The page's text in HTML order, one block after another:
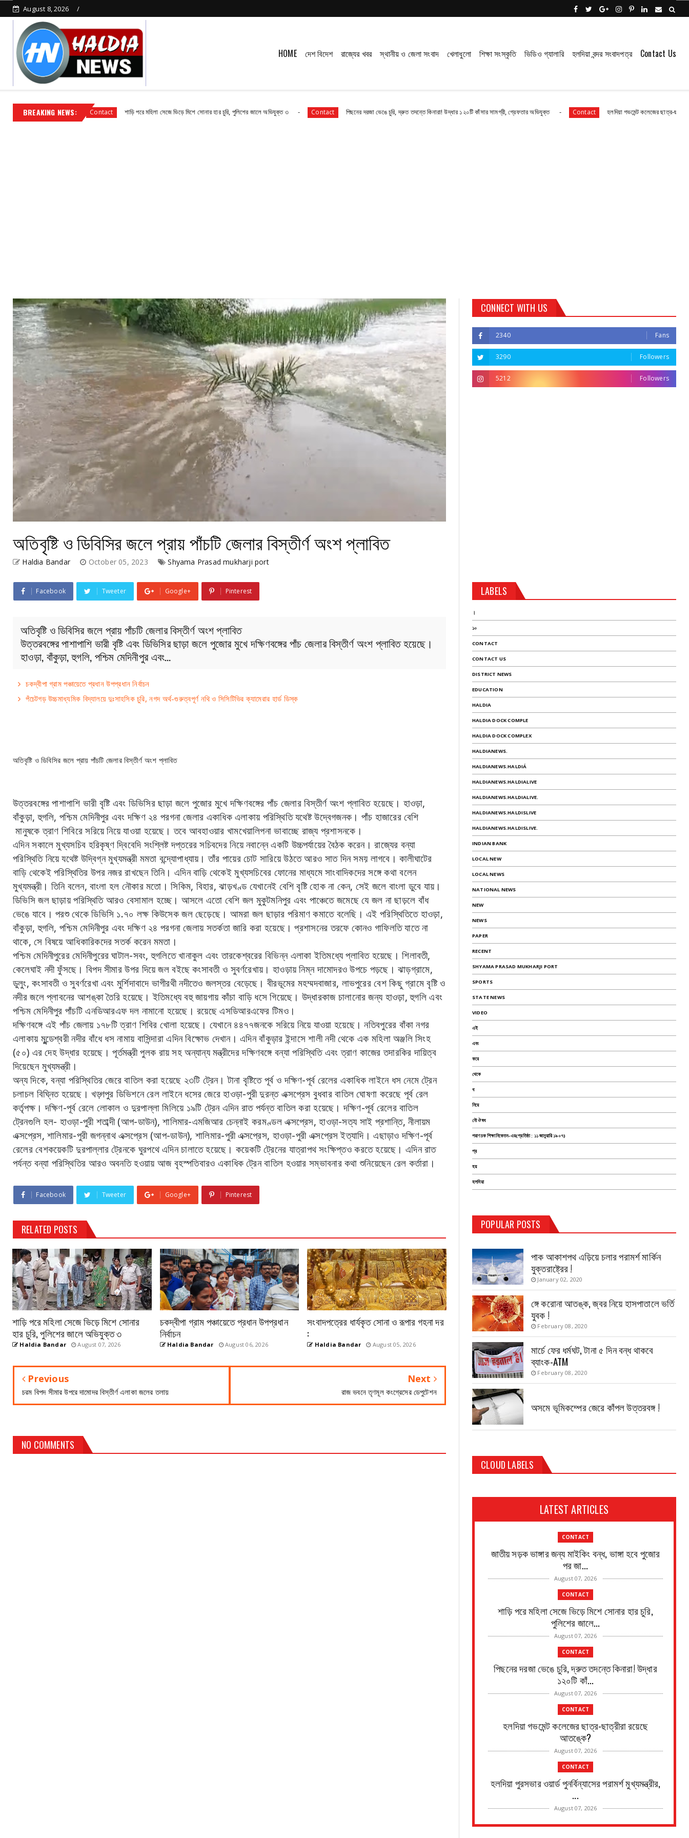
August 8, 2026
HOME দেশ বিদেশ রাজ্যের খবর স্থানীয় ও জেলা সংবাদ খেলাধুলো শিক্ষা সংস্কৃতি ভিডিও গ্যালারি হলদিয়া বন্দর সংবাদপত্র Contact Us
BREAKING NEWS:
সুভাষ পাঁজা Contact শাড়ি পরে মহিলা সেজে ভিড়ে মিশে সোনার হার চুরি, পুলিশের জালে অভিযুক্ত ৩ Contact পিছনের দরজা ভেঙে চুরি, দ্রুত তদন্তে কিনারা! উদ্ধার ১২০টি কাঁসার সামগ্রী, গ্রেফতার অভিযুক্ত Contact হলদিয়া গভমেন্ট কলেজের ছাত্র-ছাত্রীরা রয়েছে
অতিবৃষ্টি ও ডিবিসির জলে প্রায় পাঁচটি জেলার বিস্তীর্ণ অংশ প্লাবিত
Haldia Bandar October 05, 2023 Shyama Prasad mukharji port
Facebook Tweeter Google+ Pinterest
অতিবৃষ্টি ও ডিবিসির জলে প্রায় পাঁচটি জেলার বিস্তীর্ণ অংশ প্লাবিত
উত্তরবঙ্গের পাশাপাশি ভারী বৃষ্টি এবং ডিভিসির ছাড়া জলে পুজোর মুখে দক্ষিণবঙ্গের পাঁচ জেলার বিস্তীর্ণ অংশ প্লাবিত হয়েছে।
হাওড়া, বাঁকুড়া, হুগলি, পশ্চিম মেদিনীপুর এবং…
চকদ্বীপা গ্রাম পঞ্চায়েতে প্রধান উপপ্রধান নির্বাচন
পঁচেটগড় উচ্চমাধ্যমিক বিদ্যালয়ে দুঃসাহসিক চুরি, নগদ অর্থ-গুরুত্বপূর্ণ নথি ও সিসিটিভির ক্যামেরার হার্ড ডিস্ক
অতিবৃষ্টি ও ডিবিসির জলে প্রায় পাঁচটি জেলার বিস্তীর্ণ অংশ প্লাবিত
উত্তরবঙ্গের পাশাপাশি ভারী বৃষ্টি এবং ডিভিসির ছাড়া জলে পুজোর মুখে দক্ষিণবঙ্গের পাঁচ জেলার বিস্তীর্ণ অংশ প্লাবিত হয়েছে। হাওড়া,
বাঁকুড়া, হুগলি, পশ্চিম মেদিনীপুর এবং দক্ষিণ ২৪ পরগনা জেলার একাধিক এলাকায় পরিস্থিতি যথেষ্ট উদ্বেগজনক। পাঁচ হাজারের বেশি
মানুষকে ত্রাণ শিবিরে সরিয়ে নিয়ে যাওয়া হয়েছে। তবে আবহাওয়ার খামখেয়ালিপনা ভাবাচ্ছে রাজ্য প্রশাসনকে।
এদিন সকালে মুখ্যসচিব হরিকৃষ্ণ দ্বিবেদি সংশ্লিষ্ট দপ্তরের সচিবদের নিয়ে নবান্নে একটি উচ্চপর্যায়ের বৈঠক করেন। রাজ্যের বন্যা
পরিস্থিতি নিয়ে যথেষ্ট উদ্বিগ্ন মুখ্যমন্ত্রী মমতা বন্দ্যোপাধ্যায়। তাঁর পায়ের চোট সারিয়ে উঠতে আরও সাত দিন সময় লাগবে। কালীঘাটের
বাড়ি থেকেই পরিস্থিতির উপর নজর রাখছেন তিনি। এদিন বাড়ি থেকেই মুখ্যসচিবের ফোনের মাধ্যমে সাংবাদিকদের সঙ্গে কথা বলেন
মুখ্যমন্ত্রী। তিনি বলেন, বাংলা হল নৌকার মতো। সিকিম, বিহার, ঝাড়খণ্ড যেখানেই বেশি বৃষ্টি হোক না কেন, সেই জলে বাংলা ডুবে যায়।
ডিভিসি জল ছাড়ায় পরিস্থিতি আরও বেসামাল হচ্ছে। আসলে এতো বেশি জল মুকুটমনিপুর এবং পাঞ্চেতে জমেছে যে জল না ছাড়লে বাঁধ
ভেঙে যাবে। পরশু থেকে ডিভিসি ১.৭০ লক্ষ কিউসেক জল ছেড়েছে। আমরা জল ছাড়ার পরিমাণ কমাতে বলেছি। এই পরিস্থিতিতে হাওড়া,
বাঁকুড়া, হুগলি, পশ্চিম মেদিনীপুর এবং দক্ষিণ ২৪ পরগনা জেলায় সতর্কতা জারি করা হয়েছে। প্রশাসনের তরফে কোনও গাফিলতি যাতে না
থাকে, সে বিষয়ে আধিকারিকদের সতর্ক করেন মমতা।
পশ্চিম মেদিনীপুরের মেদিনীপুরের ঘাটাল-সবং, হুগলিতে খানাকুল এবং তারকেশ্বরের বিভিন্ন এলাকা ইতিমধ্যে প্লাবিত হয়েছে। শিলাবতী,
কেলেঘাই নদী ফুঁসছে। বিপদ সীমার উপর দিয়ে জল বইছে কংসাবতী ও সুবর্ণরেখায়। হাওড়ায় নিম্ন দামোদরও উপচে পড়ছে। ঝাড়গ্রামে,
ডুলুং, কংসাবতী ও সুবর্ণরেখা এবং মুর্শিদাবাদে ভাগীরথী নদীতেও জলস্তর বেড়েছে। বীরভূমের মহম্মদবাজার, লাভপুরের বেশ কিছু গ্রামে বৃষ্টি ও
নদীর জলে প্লাবনের আশঙ্কা তৈরি হয়েছে। ইতিমধ্যে বহু জায়গায় কাঁচা বাড়ি ধসে গিয়েছে। উদ্ধারকাজ চালানোর জন্য হাওড়া, হুগলি এবং
পশ্চিম মেদিনীপুর পাঁচটি এনডিআরএফ দল নামানো হয়েছে। রয়েছে এসডিআরএফের টিমও।
দক্ষিণবঙ্গে এই পাঁচ জেলায় ১৭৮টি ত্রাণ শিবির খোলা হয়েছে। যেখানে ৪৪৭৭জনকে সরিয়ে নিয়ে যাওয়া হয়েছে। নতিবপুরের বাঁকা নগর
এলাকায় মুন্ডেশ্বরী নদীর বাঁধে ধস নামায় বাসিন্দারা এদিন বিক্ষোভ দেখান। এদিন বাঁকুড়ার ইন্দাসে শালী নদী থেকে এক মহিলা অঞ্জলি সিংহ
(৫০) এর দেহ উদ্ধার হয়েছে। পূর্তমন্ত্রী পুলক রায় সহ অন্যান্য মন্ত্রীদের দক্ষিণবঙ্গে বন্যা পরিস্থিতি এবং ত্রাণ কাজের তদারকির দায়িত্ব
দিয়েছেন মুখ্যমন্ত্রী।
অন্য দিকে, বন্যা পরিস্থিতির জেরে বাতিল করা হয়েছে ২৩টি ট্রেন। টানা বৃষ্টিতে পূর্ব ও দক্ষিণ-পূর্ব রেলের একাধিক লাইনে ধস নেমে ট্রেন
চলাচল বিঘ্নিত হয়েছে। খড়্গপুর ডিভিশনে রেল লাইনে ধসের জেরে হাওড়া-পুরী দুরন্ত এক্সপ্রেস বুধবার বাতিল ঘোষণা করেছে পূর্ব রেল
কর্তৃপক্ষ। দক্ষিণ-পূর্ব রেলে লোকাল ও দুরপাল্লা মিলিয়ে ১৯টি ট্রেন এদিন রাত পর্যন্ত বাতিল করা হয়েছে। দক্ষিণ-পূর্ব রেলের বাতিল
ট্রেনগুলি হল- হাওড়া-পুরী শতাব্দী (আপ-ডাউন), শালিমার-এমজিআর চেন্নাই করমণ্ডল এক্সপ্রেস, হাওড়া-সত্য সাই প্রশান্তি, নীলায়ম
এক্সপ্রেস, শালিমার-পুরী জগন্নাথ এক্সপ্রেস (আপ-ডাউন), শালিমার-পুরী এক্সপ্রেস, হাওড়া-পুরী এক্সপ্রেস ইত্যাদি। এছাড়াও দক্ষিণ-পূর্ব
রেলের বেশকয়েকটি দুরপাল্লার ট্রেনকে ঘুরপথে এদিন চালাতে হয়েছে। কয়েকটি ট্রেনের যাত্রাপথ সংক্ষিপ্তও করতে হয়েছে। এদিন রাত
পর্যন্ত বন্যা পরিস্থিতির আরও অবনতি হওয়ায় আজ বৃহস্পতিবারও একাধিক ট্রেন বাতিল হওয়ার সম্ভাবনার কথা শুনিয়েছেন রেল কর্তারা।
Facebook Tweeter Google+ Pinterest
RELATED POSTS
শাড়ি পরে মহিলা সেজে ভিড়ে মিশে সোনার
হার চুরি, পুলিশের জালে অভিযুক্ত ৩
Haldia Bandar August 07, 2026
চকদ্বীপা গ্রাম পঞ্চায়েতে প্রধান উপপ্রধান
নির্বাচন
Haldia Bandar August 06, 2026
সংবাদপত্রের ধার্যকৃত সোনা ও রূপার গহনা দর
:
Haldia Bandar August 05, 2026
Previous
চরম বিপদ সীমার উপরে দামোদর বিস্তীর্ণ এলাকা জলের তলায়
Next
রাজ ভবনে তৃণমূল কংগ্রেসের ডেপুটেশন
NO COMMENTS
CONNECT WITH US
2340 Fans
3290 Followers
5212 Followers
LABELS
।
১০
CONTACT
CONTACT US
DISTRICT NEWS
EDUCATION
HALDIA
HALDIA DOCK COMPLE
HALDIA DOCK COMPLEX
HALDIANEWS.
HALDIANEWS.HALDIÁ
HALDIANEWS.HALDIALIVE
HALDIANEWS.HALDIALIVE.
HALDIANEWS.HALDISLIVE
HALDIANEWS.HALDISLIVE.
INDIAN BANK
LOCAL NEW
LOCAL NEWS
NATIONAL NEWS
NEW
NEWS
PAPER
RECENT
SHYAMA PRASAD MUKHARJI PORT
SPORTS
STATE NEWS
VIDEO
এই
এবং
করে
থেকে
ধ
নিয়ে
নৌ ঔষধ
পরাণচক শিক্ষানিকেতন-এর(প্রতিষ্ঠা : ১১ জানুয়ারি ১৯০৭)
প্র
হয়
হলদিয়া
POPULAR POSTS
TEST PAGE
August 14, 2019
পাক আকাশপথ এড়িয়ে চলার পরামর্শ মার্কিন
যুক্তরাষ্ট্রের !
January 02, 2020
ঙ্গে করোনা আতঙ্ক, জ্বর নিয়ে হাসপাতালে ভর্তি
যুবক !
February 08, 2020
মার্চে ফের ধর্মঘট, টানা ৫ দিন বন্ধ থাকবে
ব্যাংক-ATM
February 08, 2020
অসমে ভূমিকম্পের জেরে কাঁপল উত্তরবঙ্গ !
CLOUD LABELS
LATEST ARTICLES
CONTACT
জাতীয় সড়ক ভাঙ্গার জন্য মাইকিং বন্ধ, ভাঙ্গা হবে পুজোর
পর জা...
August 07, 2026
CONTACT
শাড়ি পরে মহিলা সেজে ভিড়ে মিশে সোনার হার চুরি,
পুলিশের জালে...
August 07, 2026
CONTACT
পিছনের দরজা ভেঙে চুরি, দ্রুত তদন্তে কিনারা! উদ্ধার
১২০টি কাঁ...
August 07, 2026
CONTACT
হলদিয়া গভমেন্ট কলেজের ছাত্র-ছাত্রীরা রয়েছে
আতঙ্কে?
August 07, 2026
CONTACT
হলদিয়া পুরসভার ওয়ার্ড পুনর্বিন্যাসের পরামর্শ মুখ্যমন্ত্রীর,
...
August 07, 2026
CONTACT